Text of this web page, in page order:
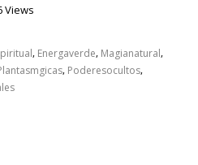
Views
, Energaverde, Magianatural,
, Poderesocultos,